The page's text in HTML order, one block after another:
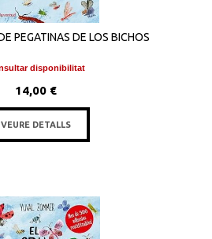
PEGATINAS DE LOS BICHOS
disponibilitat
14,00 €
VEURE DETALLS